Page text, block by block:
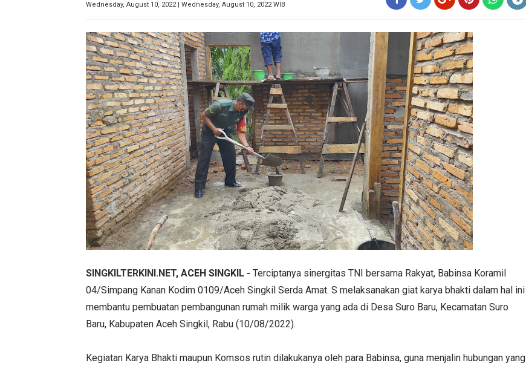
Wednesday, August 10, 2022 | Wednesday, August 10, 2022 WIB
SINGKILTERKINI.NET, ACEH SINGKIL - Terciptanya sinergitas TNI bersama Rakyat, Babinsa Koramil
04/Simpang Kanan Kodim 0109/Aceh Singkil Serda Amat. S melaksanakan giat karya bhakti dalam hal ini
membantu pembuatan pembangunan rumah milik warga yang ada di Desa Suro Baru, Kecamatan Suro
Baru, Kabupaten Aceh Singkil, Rabu (10/08/2022).
Kegiatan Karya Bhakti maupun Komsos rutin dilakukanya oleh para Babinsa, guna menjalin hubungan yang